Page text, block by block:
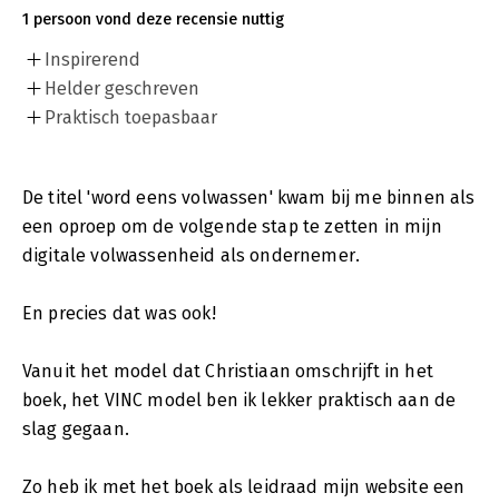
1 persoon vond deze recensie nuttig
Inspirerend
Helder geschreven
Praktisch toepasbaar
De titel 'word eens volwassen' kwam bij me binnen als
een oproep om de volgende stap te zetten in mijn
digitale volwassenheid als ondernemer.
En precies dat was ook!
Vanuit het model dat Christiaan omschrijft in het
boek, het VINC model ben ik lekker praktisch aan de
slag gegaan.
Zo heb ik met het boek als leidraad mijn website een